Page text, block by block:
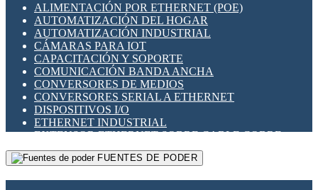
SENSORES INDUCTIVOS
TEMPORIZADORES
VARIACS
VARIADORES DE FRECUENCIA [VDF]
SECCIONADORES - INTERRUPTORES
MAQUINARIA
HERRAMIENTAS VARIAS
ILUMINACIÓN LED
INTERRUPTORES REED
INTERFACES DE RELÉ
OTROS RELÉS
PROTECCIÓN TÉRMICA
RELÉS AUTOMOTRICES
RELÉS DE SEÑAL
RELÉS DE ESTADO SÓLIDO SSR
RELÉS INDUSTRIALES
RELÉS MINIATURA DE POTENCIA
SENSORES MAGNÉTICOS
ALIMENTACIÓN POR ETHERNET (POE)
AUTOMATIZACIÓN DEL HOGAR
AUTOMATIZACIÓN INDUSTRIAL
CÁMARAS PARA IOT
CAPACITACIÓN Y SOPORTE
COMUNICACIÓN BANDA ANCHA
CONVERSORES DE MEDIOS
CONVERSORES SERIAL A ETHERNET
DISPOSITIVOS I/O
ETHERNET INDUSTRIAL
EXTENSOR ETHERNET SOBRE CABLE COBRE
GATEWAY LORAWAN
GESTIÓN DE REDESFUENTES DE PODER